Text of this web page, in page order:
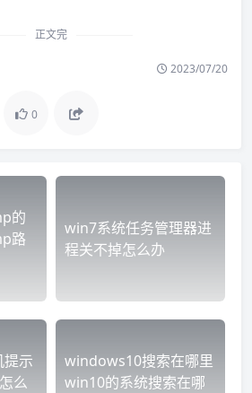
正文完
2023/07/20
0
的
路
win7系统任务管理器进
程关不掉怎么办
示
么
windows10搜索在哪里
win10的系统搜索在哪